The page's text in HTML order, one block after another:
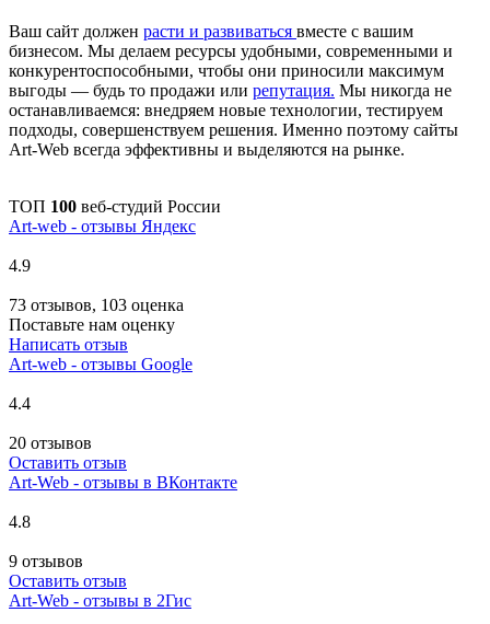
Ваш сайт должен расти и развиваться вместе с вашим
бизнесом. Мы делаем ресурсы удобными, современными и
конкурентоспособными, чтобы они приносили максимум
выгоды — будь то продажи или репутация. Мы никогда не
останавливаемся: внедряем новые технологии, тестируем
подходы, совершенствуем решения. Именно поэтому сайты
Art-Web всегда эффективны и выделяются на рынке.
ТОП 100 веб-студий России
Art-web - отзывы Яндекс
4.9
73 отзывов, 103 оценка
Поставьте нам оценку
Написать отзыв
Art-web - отзывы Google
4.4
20 отзывов
Оставить отзыв
Art-Web - отзывы в ВКонтакте
4.8
9 отзывов
Оставить отзыв
Art-Web - отзывы в 2Гис